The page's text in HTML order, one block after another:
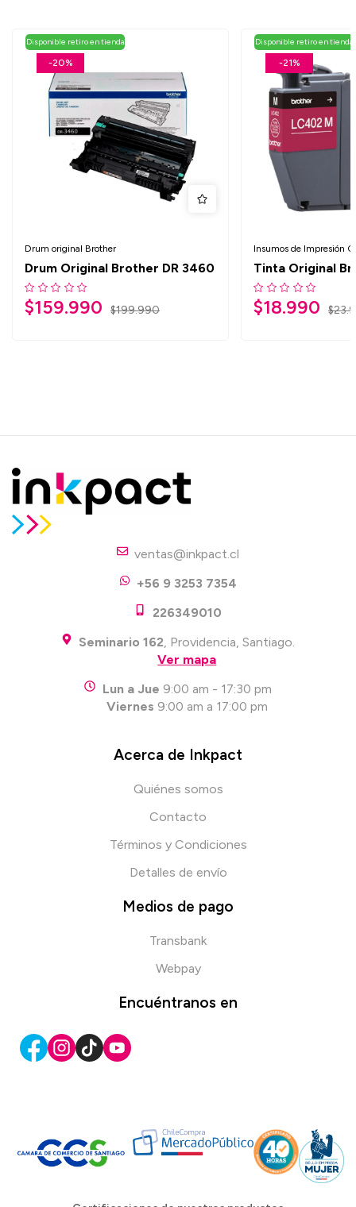
-20%
Disponible retiro en tienda
Drum original Brother
Drum Original Brother DR 3460
$199.990
$159.990
-21%
Disponible retiro en tienda
Insumos de Impresión
Tinta Original
$
$18.990
ventas@inkpact.cl
+56 9 3253 7354
226349010
Seminario 162 , Providencia, Santiago.
Ver mapa
Lun a Jue 9:00 am - 17:30 pm
Viernes 9:00 am a 17:00 pm
Acerca de Inkpact
Quiénes somos
Contacto
Términos y Condiciones
Detalles de envío
Medios de pago
Transbank
Webpay
Encuéntranos en